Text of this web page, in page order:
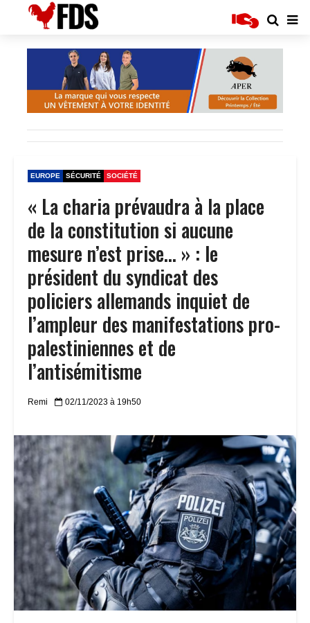
EUROPE SÉCURITÉ SOCIÉTÉ
« La charia prévaudra à la place
de la constitution si aucune
mesure n’est prise… » : le
président du syndicat des
policiers allemands inquiet de
l’ampleur des manifestations pro-
palestiniennes et de
l’antisémitisme
Remi 02/11/2023 à 19h50